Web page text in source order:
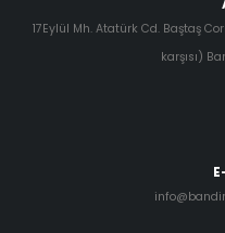
17Eylül Mh. Atatürk Cd. Baştaş
karşısı)